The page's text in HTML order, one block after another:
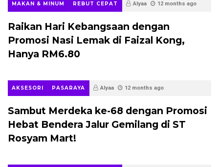
MAKAN & MINUM REBUT CEPAT Alyaa 12 months ago
Raikan Hari Kebangsaan dengan
Promosi Nasi Lemak di Faizal Kong,
Hanya RM6.80
AKSESORI PASARAYA Alyaa 12 months ago
Sambut Merdeka ke-68 dengan Promosi
Hebat Bendera Jalur Gemilang di ST
Rosyam Mart!